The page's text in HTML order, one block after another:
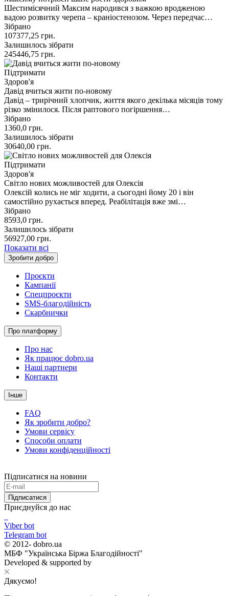
Шестимісячний Максим народився з важкою вродженою
вадою розвитку черепа – краніостенозом. Через передчас…
Зібрано
107377,25 грн.
Залишилось зібрати
245446,75 грн.
Підтримати
Здоров'я
Давід вчиться жити по-новому
Давід – трирічний хлопчик, життя якого декілька місяців тому
різко змінилося. Після раптового погіршення…
Зібрано
1360,0 грн.
Залишилось зібрати
30640,00 грн.
Підтримати
Здоров'я
Світло нових можливостей для Олексія
Олексій колись не міг ходити, а сьогодні йому 20 і він
самостійно рухається вперед. Реабілітація вже змі…
Зібрано
8593,0 грн.
Залишилось зібрати
56927,00 грн.
Показати всі
Зробити добро
Проєкти
Кампанії
Спецпроєкти
SMS-благодійність
Скарбнички
Про платформу
Про нас
Як працює dobro.ua
Наші партнери
Контакти
Інше
FAQ
Як зробити добро?
Умови сервісу
Способи оплати
Умови конфіденційності
Підписатися на новини
Підписатися
Приєднуйся до нас
Viber bot
Telegram bot
© 2012- dobro.ua
МБФ "Українська Біржа Благодійності"
Developed & supported by
Дякуємо!